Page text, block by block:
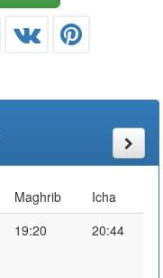
Maghrib
Icha
19:20 20:44